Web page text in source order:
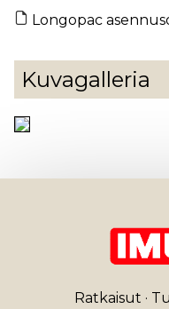
Kuvagalleria
Longopac
Ratkaisut ·